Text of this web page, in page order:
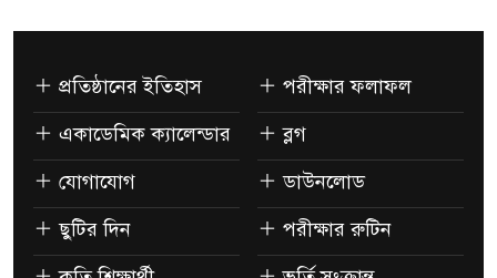
প্রতিষ্ঠানের ইতিহাস
একাডেমিক ক্যালেন্ডার
যোগাযোগ
ছুটির দিন
পরীক্ষার ফলাফল
ব্লগ
ডাউনলোড
পরীক্ষার রুটিন